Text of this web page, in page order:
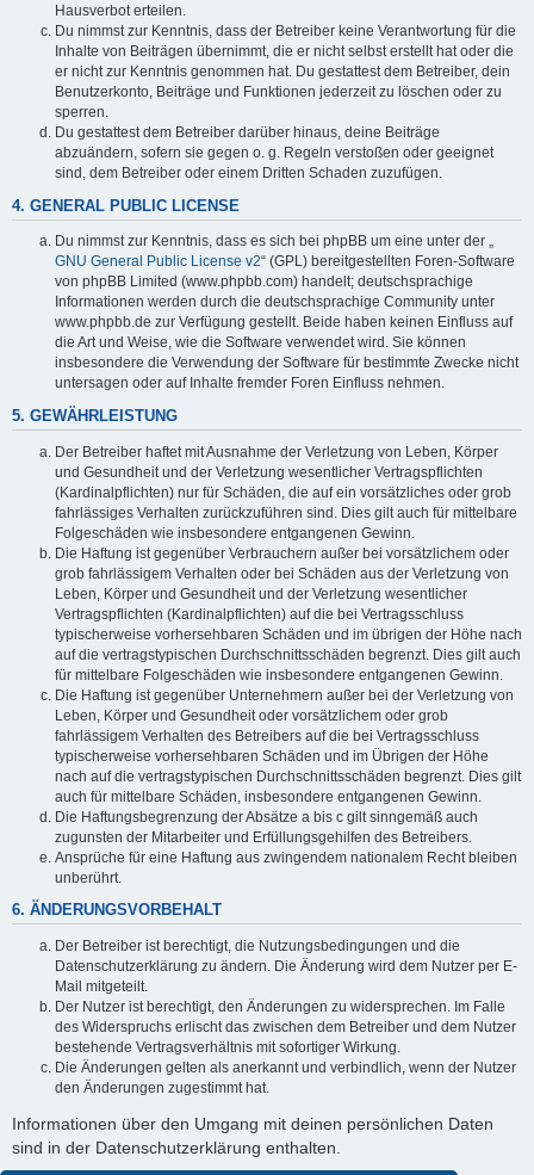
Hausverbot erteilen.
Du nimmst zur Kenntnis, dass der Betreiber keine Verantwortung für die
Inhalte von Beiträgen übernimmt, die er nicht selbst erstellt hat oder die
er nicht zur Kenntnis genommen hat. Du gestattest dem Betreiber, dein
Benutzerkonto, Beiträge und Funktionen jederzeit zu löschen oder zu
sperren.
Du gestattest dem Betreiber darüber hinaus, deine Beiträge
abzuändern, sofern sie gegen o. g. Regeln verstoßen oder geeignet
sind, dem Betreiber oder einem Dritten Schaden zuzufügen.
4. GENERAL PUBLIC LICENSE
Du nimmst zur Kenntnis, dass es sich bei phpBB um eine unter der „
GNU General Public License v2“ (GPL) bereitgestellten Foren-Software
von phpBB Limited (www.phpbb.com) handelt; deutschsprachige
Informationen werden durch die deutschsprachige Community unter
www.phpbb.de zur Verfügung gestellt. Beide haben keinen Einfluss auf
die Art und Weise, wie die Software verwendet wird. Sie können
insbesondere die Verwendung der Software für bestimmte Zwecke nicht
untersagen oder auf Inhalte fremder Foren Einfluss nehmen.
5. GEWÄHRLEISTUNG
Der Betreiber haftet mit Ausnahme der Verletzung von Leben, Körper
und Gesundheit und der Verletzung wesentlicher Vertragspflichten
(Kardinalpflichten) nur für Schäden, die auf ein vorsätzliches oder grob
fahrlässiges Verhalten zurückzuführen sind. Dies gilt auch für mittelbare
Folgeschäden wie insbesondere entgangenen Gewinn.
Die Haftung ist gegenüber Verbrauchern außer bei vorsätzlichem oder
grob fahrlässigem Verhalten oder bei Schäden aus der Verletzung von
Leben, Körper und Gesundheit und der Verletzung wesentlicher
Vertragspflichten (Kardinalpflichten) auf die bei Vertragsschluss
typischerweise vorhersehbaren Schäden und im übrigen der Höhe nach
auf die vertragstypischen Durchschnittsschäden begrenzt. Dies gilt auch
für mittelbare Folgeschäden wie insbesondere entgangenen Gewinn.
Die Haftung ist gegenüber Unternehmern außer bei der Verletzung von
Leben, Körper und Gesundheit oder vorsätzlichem oder grob
fahrlässigem Verhalten des Betreibers auf die bei Vertragsschluss
typischerweise vorhersehbaren Schäden und im Übrigen der Höhe
nach auf die vertragstypischen Durchschnittsschäden begrenzt. Dies gilt
auch für mittelbare Schäden, insbesondere entgangenen Gewinn.
Die Haftungsbegrenzung der Absätze a bis c gilt sinngemäß auch
zugunsten der Mitarbeiter und Erfüllungsgehilfen des Betreibers.
Ansprüche für eine Haftung aus zwingendem nationalem Recht bleiben
unberührt.
6. ÄNDERUNGSVORBEHALT
Der Betreiber ist berechtigt, die Nutzungsbedingungen und die
Datenschutzerklärung zu ändern. Die Änderung wird dem Nutzer per E-
Mail mitgeteilt.
Der Nutzer ist berechtigt, den Änderungen zu widersprechen. Im Falle
des Widerspruchs erlischt das zwischen dem Betreiber und dem Nutzer
bestehende Vertragsverhältnis mit sofortiger Wirkung.
Die Änderungen gelten als anerkannt und verbindlich, wenn der Nutzer
den Änderungen zugestimmt hat.
Informationen über den Umgang mit deinen persönlichen Daten
sind in der Datenschutzerklärung enthalten.